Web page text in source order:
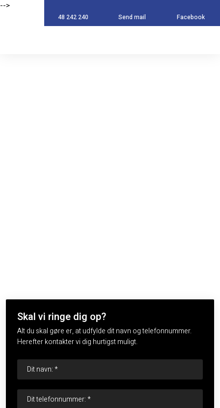
-->
48 242 240 Send mail Facebook
Skal vi ringe dig op?
Alt du skal gøre er, at udfylde dit navn og telefonnummer.
Herefter kontakter vi dig hurtigst muligt.